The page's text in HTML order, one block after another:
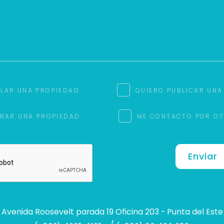
UNA PROPIEDAD QUIERO PUBLICAR
UNA PROPIEDAD ME CONTACTO POR
Enviar
Avenida Roosevelt parada 19 Oficina 203 - Punta del Este